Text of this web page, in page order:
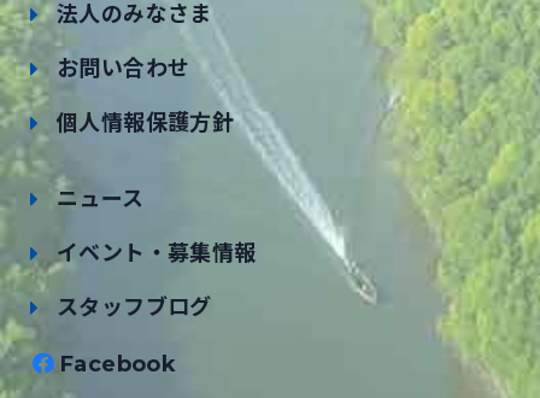
法人のみなさま
お問い合わせ
個人情報保護方針
ニュース
イベント・募集情報
スタッフブログ
Facebook